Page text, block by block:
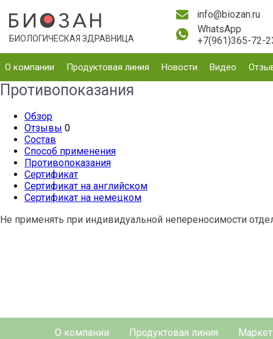
БИОЛОГИЧЕСКАЯ ЗДРАВНИЦА
info@biozan.ru
WhatsApp
+7(961)365-72-
О компании Продуктовая линия Новости Видео
Противопоказания
Обзор
Отзывы 0
Состав
Способ применения
Противопоказания
Сертификат
Сертификат на английском
Сертификат на немецком
Не применять при индивидуальной непереносимости
О компании Продуктовая линия